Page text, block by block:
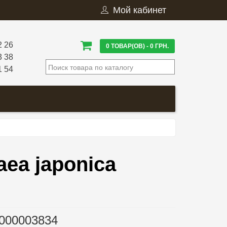
Мой кабинет
26
38
54
0 ТОВАР(ОВ) - 0 ГРН.
japonica